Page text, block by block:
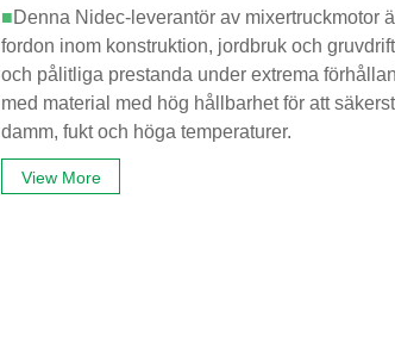
■Denna Nidec-leverantör av mixertruckmotor
fordon inom konstruktion, jordbruk och
och pålitliga prestanda under extrema
med material med hög hållbarhet för att
damm, fukt och höga temperaturer.
View More